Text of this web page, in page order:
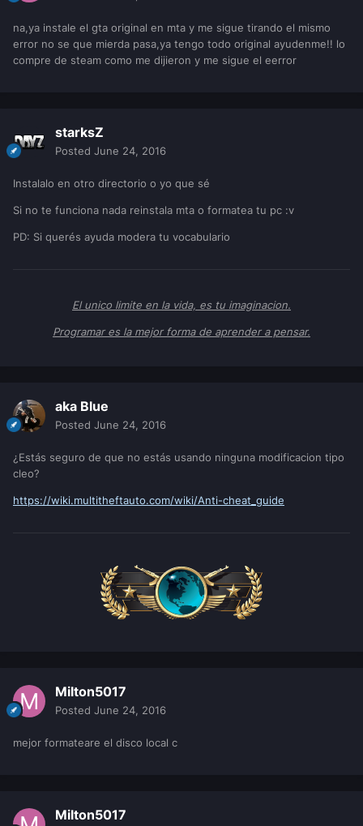
na,ya instale el gta original en mta y me sigue tirando el mismo
error no se que mierda pasa,ya tengo todo original ayudenme!! lo
compre de steam como me dijieron y me sigue el eerror
starksZ
Posted June 24, 2016
Instalalo en otro directorio o yo que sé
Si no te funciona nada reinstala mta o formatea tu pc :v
PD: Si querés ayuda modera tu vocabulario
El unico limite en la vida, es tu imaginacion.
Programar es la mejor forma de aprender a pensar.
aka Blue
Posted June 24, 2016
¿Estás seguro de que no estás usando ninguna modificacion tipo
cleo?
https://wiki.multitheftauto.com/wiki/Anti-cheat_guide
Milton5017
Posted June 24, 2016
mejor formateare el disco local c
Milton5017